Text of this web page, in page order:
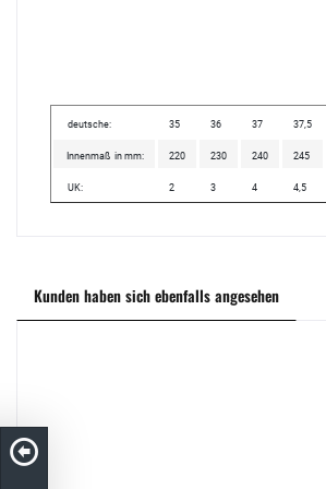
deutsche: 35 36 37 37,5
Innenmaß in mm: 220 230 240 245
UK: 2 3 4 4,5
Kunden haben sich ebenfalls angesehen